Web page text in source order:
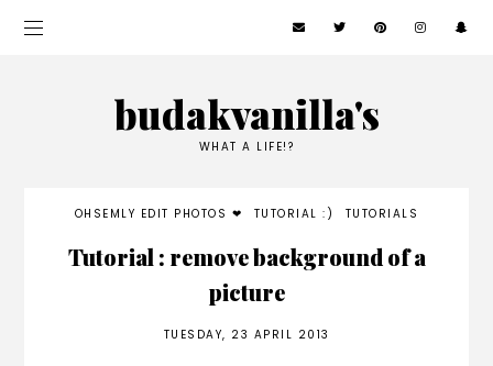
budakvanilla's
WHAT A LIFE!?
OHSEMLY EDIT PHOTOS ❤ TUTORIAL :) TUTORIALS
Tutorial : remove background of a
picture
TUESDAY, 23 APRIL 2013